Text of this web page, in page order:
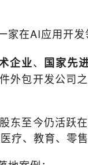
家在AI应用开发
企业、 国家先
外包开发公司
东至今仍活跃
疗、教育、零